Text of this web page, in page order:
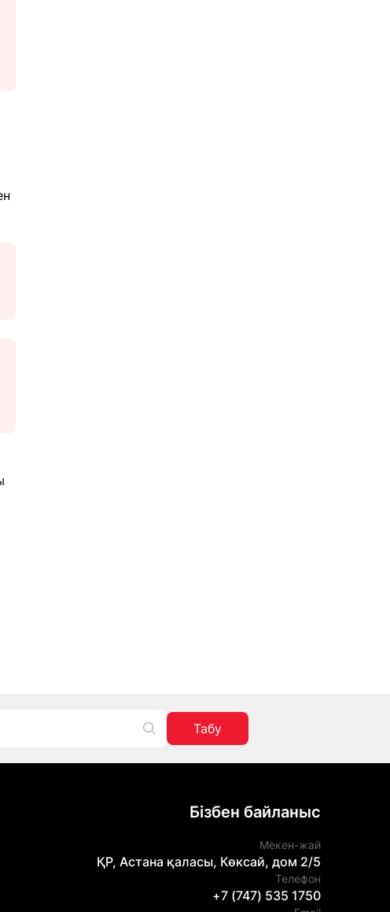
Табу
Бізбен байланыс
Мекен-жай
ҚР, Астана қаласы, Көксай, дом 2/5
Телефон
+7 (747) 535 1750